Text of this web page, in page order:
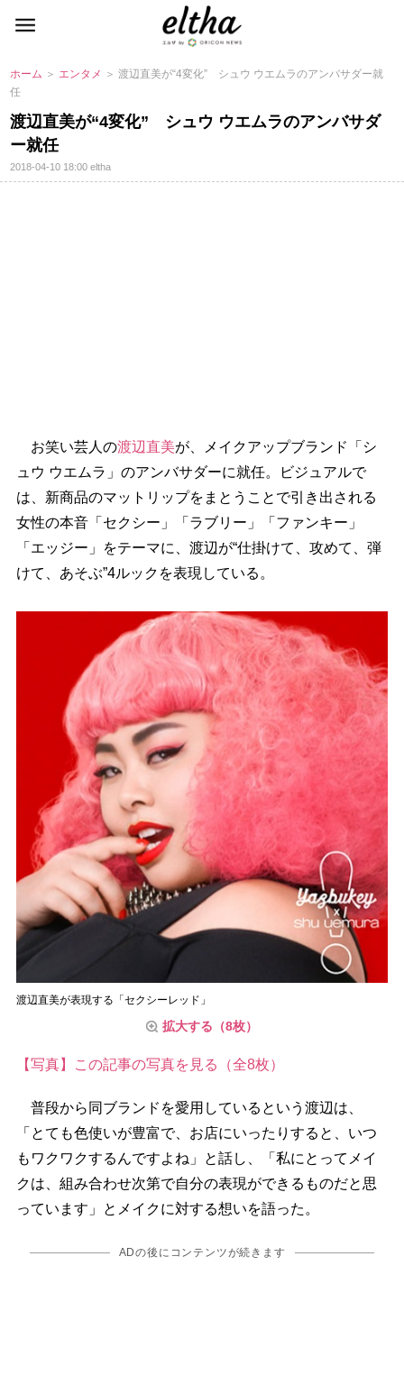
ホーム ＞ エンタメ ＞ 渡辺直美が“4変化” シュウ ウエムラのアンバサダー就
任
渡辺直美が“4変化” シュウ ウエムラのアンバサダ
ー就任
2018-04-10 18:00eltha
お笑い芸人の渡辺直美が、メイクアップブランド「シ
ュウ ウエムラ」のアンバサダーに就任。ビジュアルで
は、新商品のマットリップをまとうことで引き出される
女性の本音「セクシー」「ラブリー」「ファンキー」
「エッジー」をテーマに、渡辺が“仕掛けて、攻めて、弾
けて、あそぶ”4ルックを表現している。
渡辺直美が表現する「セクシーレッド」
拡大する（8枚）
【写真】この記事の写真を見る（全8枚）
普段から同ブランドを愛用しているという渡辺は、
「とても色使いが豊富で、お店にいったりすると、いつ
もワクワクするんですよね」と話し、「私にとってメイ
クは、組み合わせ次第で自分の表現ができるものだと思
っています」とメイクに対する想いを語った。
ADの後にコンテンツが続きます